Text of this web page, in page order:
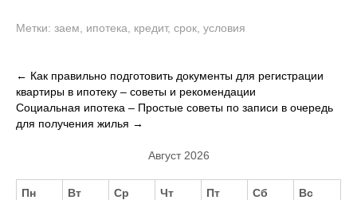
Метки: заем ипотека кредит, срок условия
Навигация
по
записям
← Как правильно подготовить документы для регистрации
квартиры в ипотеку – советы и рекомендации
Социальная ипотека – Простые советы по записи в очередь
для получения жилья →
Август 2026
Пн Вт Ср Чт Пт Сб Вс